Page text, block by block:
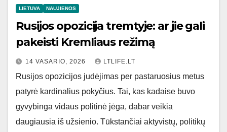
LIETUVA NAUJIENOS
Rusijos opozicija tremtyje: ar jie gali
pakeisti Kremliaus režimą
14 VASARIO, 2026 LTLIFE.LT
Rusijos opozicijos judėjimas per pastaruosius metus
patyrė kardinalius pokyčius. Tai, kas kadaise buvo
gyvybinga vidaus politinė jėga, dabar veikia
daugiausia iš užsienio. Tūkstančiai aktyvistų, politikų